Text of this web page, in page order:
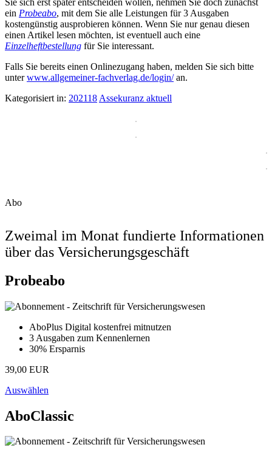
ein Probeabo, mit dem Sie alle Leistungen für 3 Ausgaben
kostengünstig ausprobieren können. Wenn Sie nur genau diesen
einen Artikel lesen möchten, ist eventuell auch eine
Einzelheftbestellung für Sie interessant.
Falls Sie bereits einen Onlinezugang haben, melden Sie sich bitte
unterwww.allgemeiner-fachverlag.de/login/an.
Kategorisiert in: 202118 Assekuranz aktuell
Abo
Zweimal im Monat fundierte Informationen
über das Versicherungsgeschäft
Probeabo
AboPlus Digital kostenfrei mitnutzen
3 Ausgaben zum Kennenlernen
30% Ersparnis
39,00 EUR
Auswählen
AboClassic